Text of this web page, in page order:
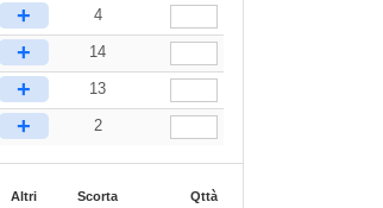
+ 4
+ 14
+ 13
+ 2
Altri Scorta Qttà